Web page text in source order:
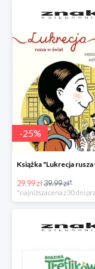
-25%
29.99 zł39.99 zł*